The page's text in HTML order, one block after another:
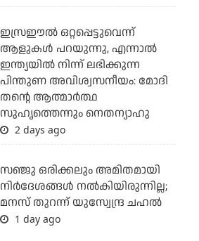
ഇസ്രഈല്‍ ഒറ്റപ്പെട്ടുവെന്ന്
ആളുകള്‍ പറയുന്നു, എന്നാല്‍
ഇന്ത്യയില്‍ നിന്ന് ലഭിക്കുന്ന
പിന്തുണ അവിശ്വസനീയം: മോദി
തന്റെ ആത്മാര്‍ത്ഥ
സുഹൃത്തെന്നും നെതന്യാഹു
2 days ago
സഞ്ജു ഒരിക്കലും അമിതമായി
നിര്‍ദേശങ്ങള്‍ നല്‍കിയിരുന്നില്ല;
മനസ് തുറന്ന് യുസ്വേന്ദ്ര ചഹല്‍
1 day ago